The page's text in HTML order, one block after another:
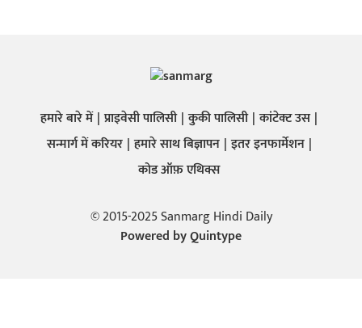
हमारे बारे में प्राइवेसी पालिसी कुकी पालिसी कांटेक्ट उस
सन्मार्ग में करियर हमारे साथ बिज्ञापन इतर इनफार्मेशन
कोड ऑफ़ एथिक्स
© 2015-2025 Sanmarg Hindi Daily
Powered byQuintype